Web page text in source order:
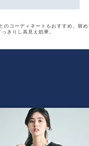
コーディネートもおすすめ。 留
きりし高見え効果。